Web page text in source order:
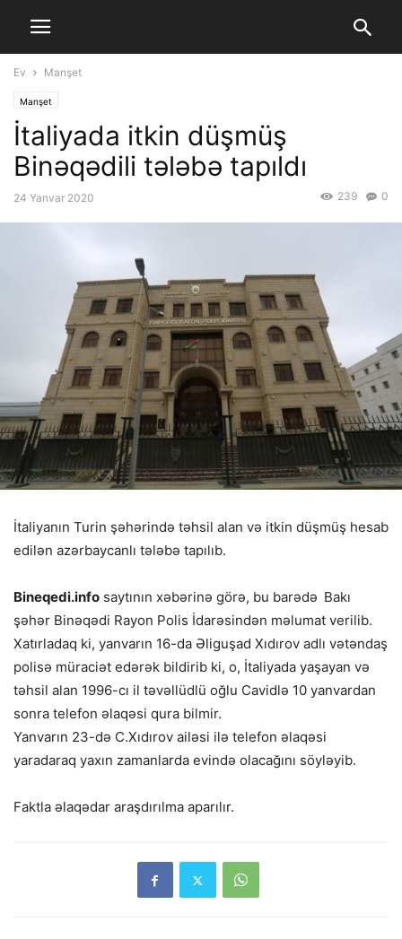
Ev Manşet
Manşet
İtaliyada itkin düşmüş
Binəqədili tələbə tapıldı
24 Yanvar 2020 0
239
İtaliyanın Turin şəhərində təhsil alan və itkin düşmüş hesab
edilən azərbaycanlı tələbə tapılıb.
Bineqedi.info saytının xəbərinə görə, bu barədə Bakı
şəhər Binəqədi Rayon Polis İdarəsindən məlumat verilib.
Xatırladaq ki, yanvarın 16-da Əliguşad Xıdırov adlı vətəndaş
polisə müraciət edərək bildirib ki, o, İtaliyada yaşayan və
təhsil alan 1996-cı il təvəllüdlü oğlu Cavidlə 10 yanvardan
sonra telefon əlaqəsi qura bilmir.
Yanvarın 23-də C.Xıdırov ailəsi ilə telefon əlaqəsi
yaradaraq yaxın zamanlarda evində olacağını söyləyib.
Faktla əlaqədar araşdırılma aparılır.